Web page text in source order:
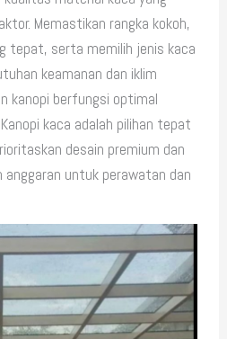
Memastikan rangka kokoh,
tepat, serta memilih jenis kaca
keamanan dan iklim
kanopi berfungsi optimal
kaca adalah pilihan tepat
desain premium dan
anggaran untuk perawatan dan